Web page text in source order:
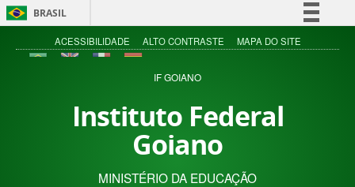
BRASIL
Simplifique!
Acesso à informação
ACESSIBILIDADE ALTO CONTRASTE MAPA DO SITE
IF GOIANO
Instituto Federal
Goiano
MINISTÉRIO DA EDUCAÇÃO